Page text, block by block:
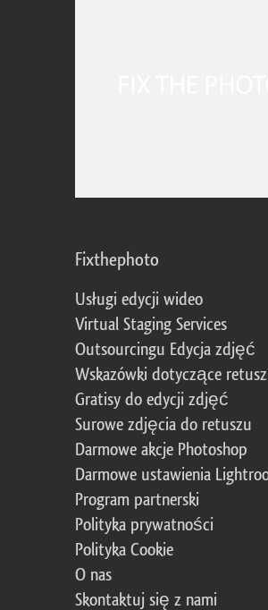
Fixthephoto
Usługi edycji wideo
Virtual Staging Services
Outsourcingu Edycja zdjęć
Wskazówki dotyczące
Gratisy do edycji zdjęć
Surowe zdjęcia do retuszu
Darmowe akcje Photoshop
Darmowe ustawienia
Program partnerski
Polityka prywatności
Polityka Cookie
O nas
Skontaktuj się z nami